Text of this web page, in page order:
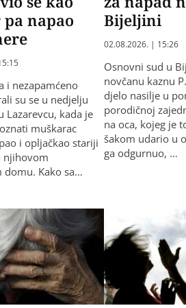
napao
i nezapamćeno
su se u nedjelju
Lazarevcu, kada je
muškarac
i opljačkao stariji
njihovom
domu. Kako sa…
Bijeljini
02.08.2026. | 15:26
Osnovni sud u
novčanu kaznu
djelo nasilje u
porodičnoj
na oca, kojeg je
šakom udario u
ga odgurnuo, …